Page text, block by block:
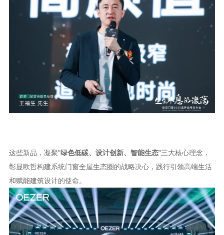
这些新品，凝聚"绿色低碳、设计创新、智能生态"三大核心理念，
彰显欧哲构建系统门窗全屋生态圈的战略决心，践行引领高端生活
和赋能建筑设计的使命。